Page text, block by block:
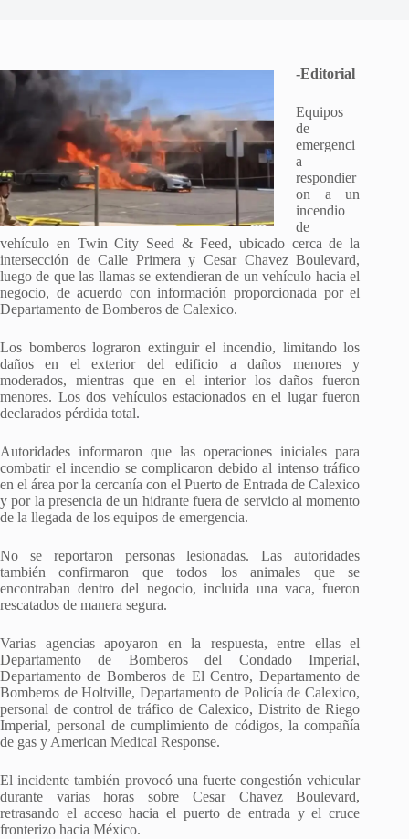
-Editorial
Equipos
de
emergenci
a
respondier
on a un
incendio
de
vehículo en Twin City Seed & Feed, ubicado cerca de la
intersección de Calle Primera y Cesar Chavez Boulevard,
luego de que las llamas se extendieran de un vehículo hacia el
negocio, de acuerdo con información proporcionada por el
Departamento de Bomberos de Calexico.
Los bomberos lograron extinguir el incendio, limitando los
daños en el exterior del edificio a daños menores y
moderados, mientras que en el interior los daños fueron
menores. Los dos vehículos estacionados en el lugar fueron
declarados pérdida total.
Autoridades informaron que las operaciones iniciales para
combatir el incendio se complicaron debido al intenso tráfico
en el área por la cercanía con el Puerto de Entrada de Calexico
y por la presencia de un hidrante fuera de servicio al momento
de la llegada de los equipos de emergencia.
No se reportaron personas lesionadas. Las autoridades
también confirmaron que todos los animales que se
encontraban dentro del negocio, incluida una vaca, fueron
rescatados de manera segura.
Varias agencias apoyaron en la respuesta, entre ellas el
Departamento de Bomberos del Condado Imperial,
Departamento de Bomberos de El Centro, Departamento de
Bomberos de Holtville, Departamento de Policía de Calexico,
personal de control de tráfico de Calexico, Distrito de Riego
Imperial, personal de cumplimiento de códigos, la compañía
de gas y American Medical Response.
El incidente también provocó una fuerte congestión vehicular
durante varias horas sobre Cesar Chavez Boulevard,
retrasando el acceso hacia el puerto de entrada y el cruce
fronterizo hacia México.